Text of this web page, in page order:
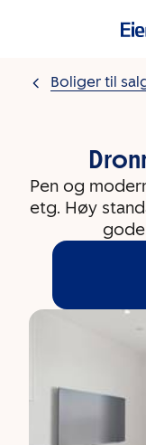
Boliger til
Pen og
etg. Høy